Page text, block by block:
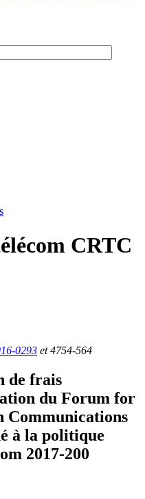
CRTC
0293 et 4754-564
de frais
du Forum for
Communications
à la politique
2017-200